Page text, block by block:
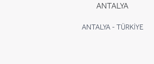
ANTALYA
ANTALYA - TÜRKİYE